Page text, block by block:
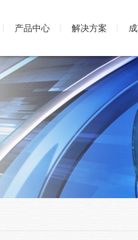
产品中心 解决方案